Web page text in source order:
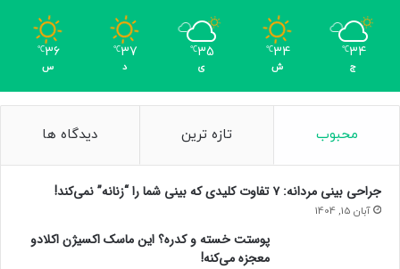
34
℃
ج
34
℃
ش
35
℃
ی
37
℃
د
36
℃
س
محبوب تازه ترین دیدگاه ها
جراحی بینی مردانه: ۷ تفاوت کلیدی که بینی شما را “زنانه” نمی‌کند!
آبان 15, 1404
پوستت خسته و کدره؟ این ماسک اکسیژن اکلادو
معجزه می‌کنه!